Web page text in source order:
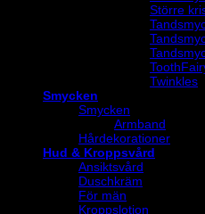
Större
Twinkles
Smycken
Smycken
Armband
Hårdekorationer
Hud & Kroppsvård
Ansiktsvård
Duschkräm
För män
Kroppslotion